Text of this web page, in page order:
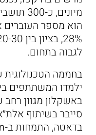
מיונים,
הוא מספר העוברים
לגבוה בתחום.
בחממה
ילמדו המשתתפים
באשקלון מגוון
סייבר בשיתוף